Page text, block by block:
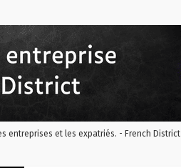
entreprises et les expatriés. - French District